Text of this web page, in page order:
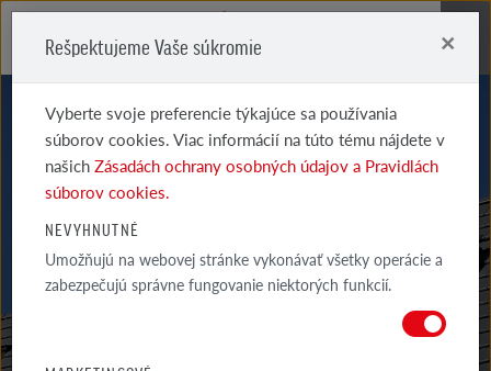
BERGAMO
Rešpektujeme Vaše súkromie ×
Vyberte svoje preferencie týkajúce sa používania
súborov cookies. Viac informácií na túto tému nájdete v
našichZásadách ochrany osobných údajov a Pravidlách
súborov cookies.
NEVYHNUTNÉ
Umožňujú na webovej stránke vykonávať všetky operácie a
zabezpečujú správne fungovanie niektorých funkcií.